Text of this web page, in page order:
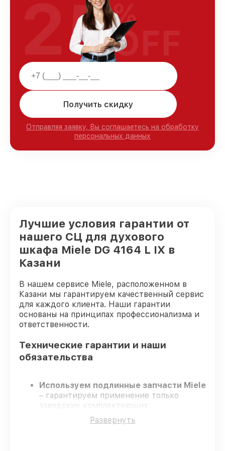
Получить скидку
Отправляя заявку, Вы соглашаетесь на обработку
персональных данных
25%
OFF
Лучшие условия гарантии от
нашего СЦ для духового
шкафа Miele DG 4164 L IX в
Казани
В нашем сервисе Miele, расположенном в
Казани мы гарантируем качественный сервис
для каждого клиента. Наши гарантии
основаны на принципах профессионализма и
ответственности.
Технические гарантии и наши
обязательства
Используем подлинные запчасти Miele
– гарантируем применение только
заводских комплектующих.
Сертифицированные специалисты
проходят жёсткий контроль знаний и
Развернуть